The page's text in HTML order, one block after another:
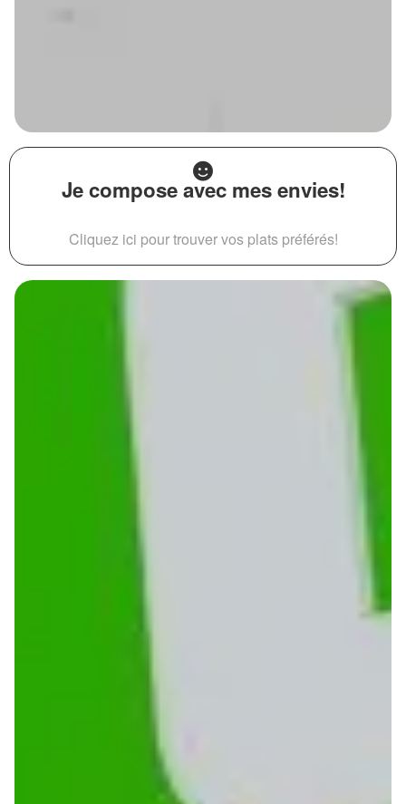
Je compose avec mes envies!
Cliquez ici pour trouver vos plats préférés!